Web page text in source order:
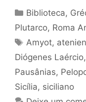
Categorias
Biblioteca,
Plutarco, Roma
Tags
Amyot,
Diógenes Laércio,
Pausânias,
Sicília, siciliano